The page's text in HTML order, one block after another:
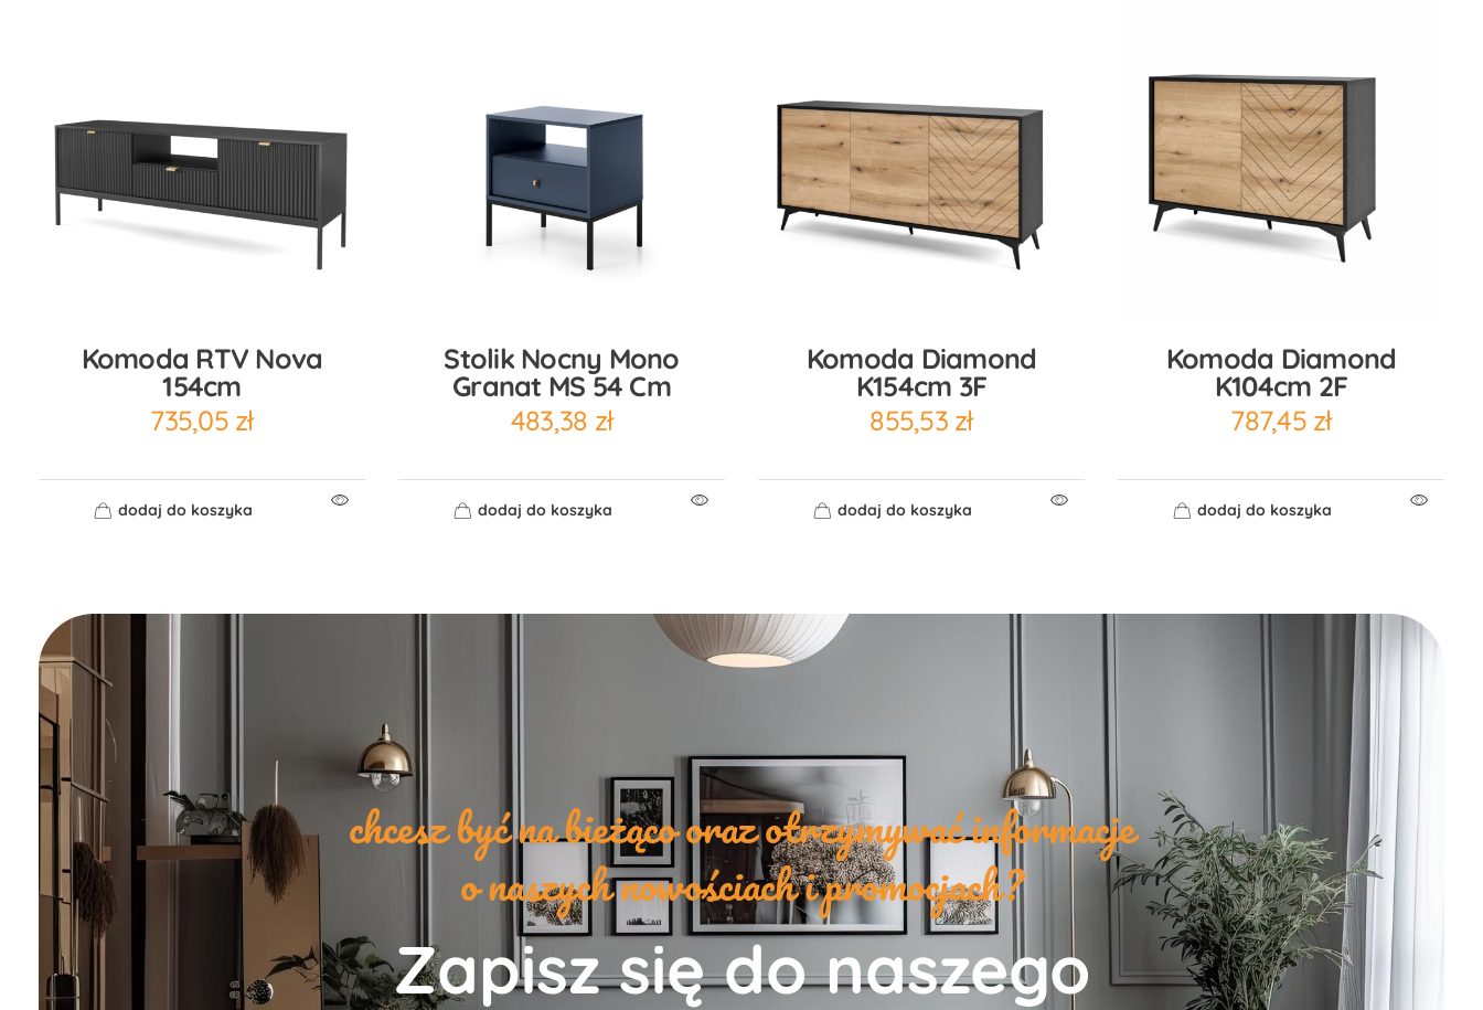
Komoda RTV Nova
154cm
735,05 zł
dodaj do koszyka
Stolik Nocny Mono
Granat MS 54 Cm
483,38 zł
dodaj do koszyka
Komoda Diamond
K154cm 3F
855,53 zł
dodaj do koszyka
Komoda Diamond
K104cm 2F
787,45 zł
dodaj do koszyka
chcesz być na bieżąco oraz otrzymywać informacje
o naszych nowościach i promocjach?
Zapisz się do naszego